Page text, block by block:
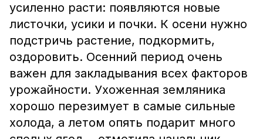
усиленно расти: появляются новые
листочки, усики и почки. К осени нужно
подстричь растение, подкормить,
оздоровить. Осенний период очень
важен для закладывания всех факторов
урожайности. Ухоженная земляника
хорошо перезимует в самые сильные
холода, а летом опять подарит много